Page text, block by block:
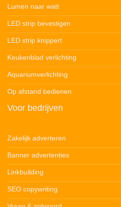
Lumen naar watt
LED strip bevestigen
LED strip knippert
Keukenblad verlichting
Aquariumverlichting
Op afstand bedienen
Voor bedrijven
Zakelijk adverteren
Banner advertenties
Linkbuilding
SEO copywriting